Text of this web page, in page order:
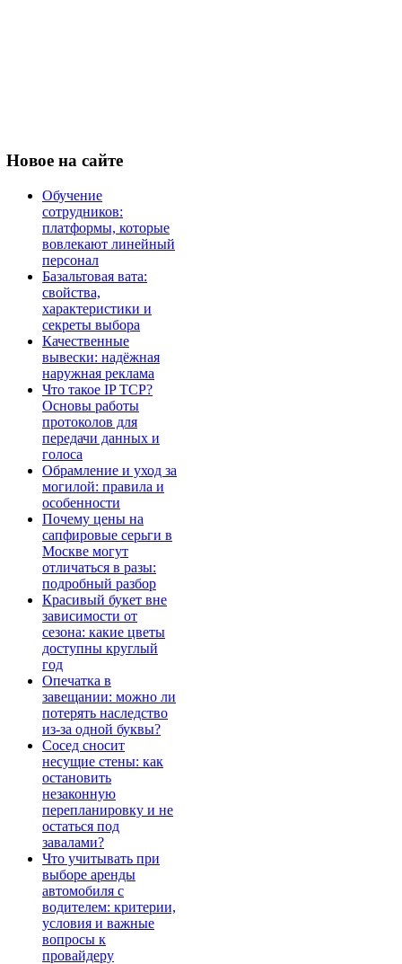
Новое на сайте
Обучение
сотрудников:
платформы, которые
вовлекают линейный
персонал
Базальтовая вата:
свойства,
характеристики и
секреты выбора
Качественные
вывески: надёжная
наружная реклама
Что такое IP TCP?
Основы работы
протоколов для
передачи данных и
голоса
Обрамление и уход за
могилой: правила и
особенности
Почему цены на
сапфировые серьги в
Москве могут
отличаться в разы:
подробный разбор
Красивый букет вне
зависимости от
сезона: какие цветы
доступны круглый
год
Опечатка в
завещании: можно ли
потерять наследство
из-за одной буквы?
Сосед сносит
несущие стены: как
остановить
незаконную
перепланировку и не
остаться под
завалами?
Что учитывать при
выборе аренды
автомобиля с
водителем: критерии,
условия и важные
вопросы к
провайдеру